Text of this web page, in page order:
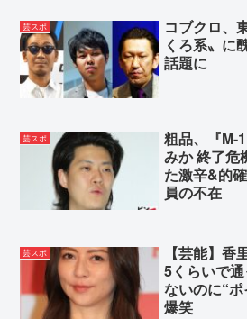
Powered by livedoor 相互RSS
芸スポ
コブクロ、
くろ系〟に
話題に
芸スポ
粗品、『M-
みか 終了危
た激辛&的
員の不在
芸スポ
【芸能】
5くらいで
ないのに“
爆笑